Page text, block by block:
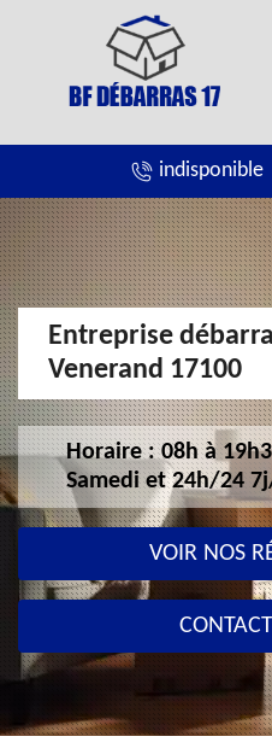
indisponible
Entreprise
Venerand 17100
Horaire : 08h à
Samedi et 24h/24
VOIR NOS